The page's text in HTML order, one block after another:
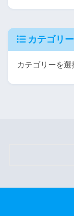
カテゴリー